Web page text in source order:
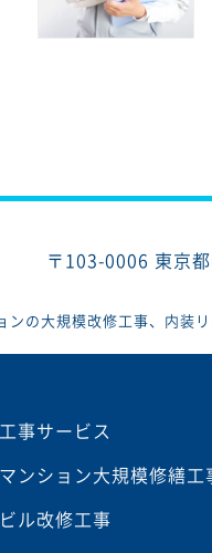
〒103-0006 東京
ンの大規模改修工事、内装
工事サービス
マンション大規模修繕工
ビル改修工事